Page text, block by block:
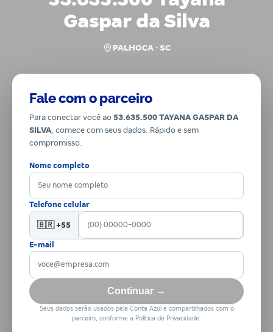
Gaspar da Silva
PALHOCA · SC
Fale com o parceiro
Para conectar você ao 53.635.500 TAYANA GASPAR DA
SILVA, comece com seus dados. Rápido e sem
compromisso.
Nome completo
Telefone celular
🇧🇷 +55
E-mail
Continuar →
Seus dados serão usados pela Conta Azul e compartilhados com o
parceiro, conforme a Política de Privacidade.